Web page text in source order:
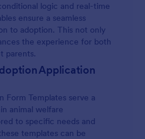
logic and real-time
ensure a seamless
to adoption. This not only
the experience for both
parents.
Application
Form Templates serve a
animal welfare
to specific needs and
templates can be